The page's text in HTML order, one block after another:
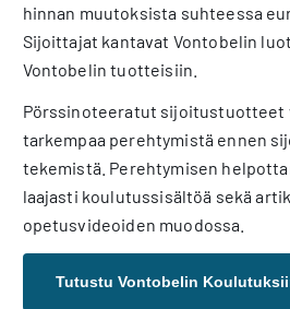
hinnan muutoksista suhteessa
Sijoittajat kantavat Vontobelin
Vontobelin tuotteisiin.
Pörssinoteeratut sijoitustuotteet
tarkempaa perehtymistä ennen
tekemistä. Perehtymisen
laajasti koulutussisältöä sekä
opetusvideoiden muodossa.
Tutustu Vontobelin